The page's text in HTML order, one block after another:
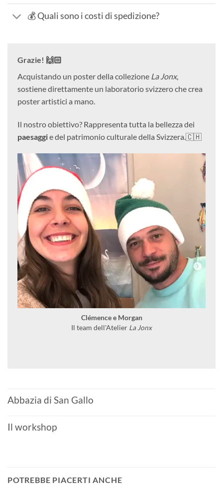
💰 Quali sono i costi di spedizione?
Grazie! 🙌🏻
Acquistando un poster della collezione La Jonx,
sostiene direttamente un laboratorio svizzero che crea
poster artistici a mano.
Il nostro obiettivo? Rappresenta tutta la bellezza dei
paesaggie del patrimonio culturale della Svizzera.🇨🇭
Clémence e Morgan
Il team dell'Atelier La Jonx
Abbazia di San Gallo
Il workshop
POTREBBE PIACERTI ANCHE